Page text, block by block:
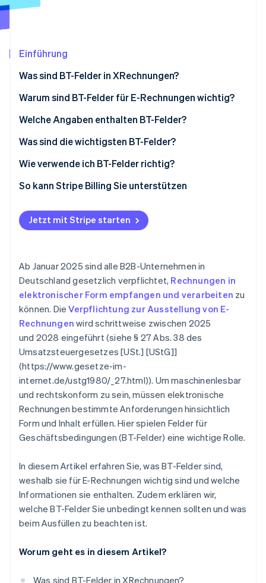
Climate
CO₂-Entnahme
Erfahren Sie, wie Stripe Lösungen für die
Einführung
Was sind BT-Felder in XRechnungen?
Warum sind BT-Felder für E-Rechnungen wichtig?
Rechtliche Konformität
Effizienz
Transparenz
Datenqualität
Technische Anschlussfähigkeit
Welche Angaben enthalten BT-Felder?
Rechnungsinformationen
Informationen zur beteiligten Partei
Angaben zum/zur Verkäufer/in
Artikelinformationen
Zahlungsinformationen
Was sind die wichtigsten BT-Felder?
Wie verwende ich BT-Felder richtig?
Technologielösungen
Konsistente Daten
Pflichtfelder
Klare Zahlungsbedingungen
Weitere Informationen
So kann Stripe Billing Sie unterstützen
Jetzt mit Stripe starten
Ab Januar 2025 sind alle B2B-Unternehmen in
Deutschland gesetzlich verpflichtet, Rechnungen in
elektronischer Form empfangen und verarbeiten zu
können. DieVerpflichtung zur Ausstellung von E-
Rechnungen wird schrittweise zwischen 2025
und 2028 eingeführt (siehe § 27 Abs. 38 des
Umsatzsteuergesetzes [USt.] [UStG]]
(https://www.gesetze-im-
internet.de/ustg1980/ _27.html)). Um maschinenlesbar
und rechtskonform zu sein, müssen elektronische
Rechnungen bestimmte Anforderungen hinsichtlich
Form und Inhalt erfüllen. Hier spielen Felder für
Geschäftsbedingungen (BT-Felder) eine wichtige Rolle.
In diesem Artikel erfahren Sie, was BT-Felder sind,
weshalb sie für E-Rechnungen wichtig sind und welche
Informationen sie enthalten. Zudem erklären wir,
welche BT-Felder Sie unbedingt kennen sollten und was
beim Ausfüllen zu beachten ist.
Worum geht es in diesem Artikel?
Was sind BT-Felder in XRechnungen?